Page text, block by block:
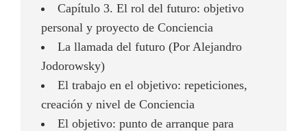
Capítulo 3. El rol del futuro: objetivo
personal y proyecto de Conciencia
La llamada del futuro (Por Alejandro
Jodorowsky)
El trabajo en el objetivo: repeticiones,
creación y nivel de Conciencia
El objetivo: punto de arranque para